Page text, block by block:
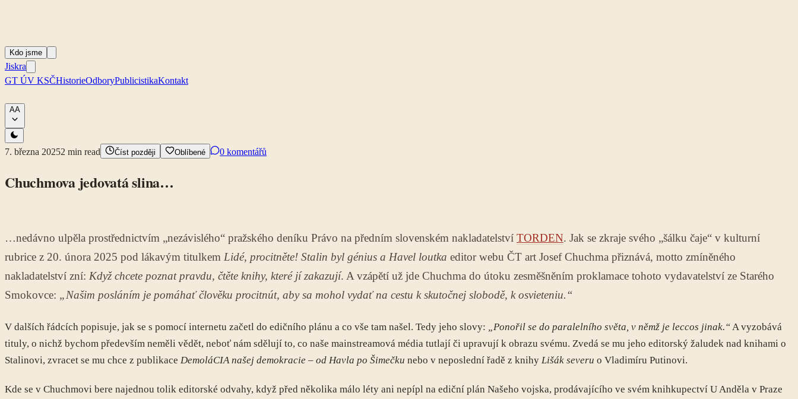
Kdo jsme
Jiskra
GT ÚV KSČHistorieOdboryPublicistikaKontakt
AA
7. března 20252 min read Číst později Oblíbené 0 komentářů
Chuchmova jedovatá slina…
…nedávno ulpěla prostřednictvím „nezávislého“ pražského deníku Právo na předním slovenském nakladatelství TORDEN. Jak se zkraje svého „šálku čaje“ v kulturní
rubrice z 20. února 2025 pod lákavým titulkem Lidé, procitněte! Stalin byl génius a Havel loutka editor webu ČT art Josef Chuchma přiznává, motto zmíněného
nakladatelství zní: Když chcete poznat pravdu, čtěte knihy, které jí zakazují. A vzápětí už jde Chuchma do útoku zesměšněním proklamace tohoto vydavatelství ze Starého
Smokovce: „Našim posláním je pomáhať člověku procitnút, aby sa mohol vydať na cestu k skutočnej slobodě, k osvieteniu.“
V dalších řádcích popisuje, jak se s pomocí internetu začetl do edičního plánu a co vše tam našel. Tedy jeho slovy: „Ponořil se do paralelního světa, v němž je leccos jinak.“ A vyzobává
tituly, o nichž bychom především neměli vědět, neboť nám sdělují to, co naše mainstreamová média tutlají či upravují k obrazu svému. Zvedá se mu jeho editorský žaludek nad knihami o
Stalinovi, zvracet se mu chce z publikace DemoláCIA našej demokracie – od Havla po Šimečku nebo v neposlední řadě z knihy Lišák severu o Vladimíru Putinovi.
Kde se v Chuchmovi bere najednou tolik editorské odvahy, když před několika málo léty ani nepípl na ediční plán Našeho vojska, prodávajícího ve svém knihkupectví U Anděla v Praze